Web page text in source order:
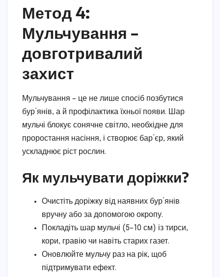
Метод 4:
Мульчування –
довготривалий
захист
Мульчування – це не лише спосіб позбутися
бур’янів, а й профілактика їхньої появи. Шар
мульчі блокує сонячне світло, необхідне для
проростання насіння, і створює бар’єр, який
ускладнює ріст рослин.
Як мульчувати доріжки?
Очистіть доріжку від наявних бур’янів
вручну або за допомогою окропу.
Покладіть шар мульчі (5–10 см) із тирси,
кори, гравію чи навіть старих газет.
Оновлюйте мульчу раз на рік, щоб
підтримувати ефект.